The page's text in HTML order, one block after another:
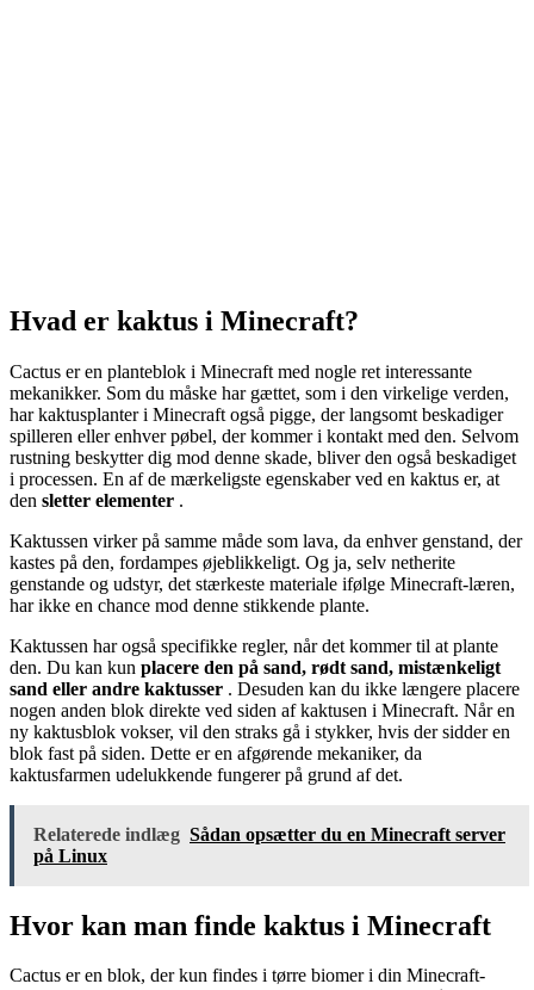
Hvad er kaktus i Minecraft?
Cactus er en planteblok i Minecraft med nogle ret interessante
mekanikker. Som du måske har gættet, som i den virkelige verden,
har kaktusplanter i Minecraft også pigge, der langsomt beskadiger
spilleren eller enhver pøbel, der kommer i kontakt med den. Selvom
rustning beskytter dig mod denne skade, bliver den også beskadiget
i processen. En af de mærkeligste egenskaber ved en kaktus er, at
den sletter elementer .
Kaktussen virker på samme måde som lava, da enhver genstand, der
kastes på den, fordampes øjeblikkeligt. Og ja, selv netherite
genstande og udstyr, det stærkeste materiale ifølge Minecraft-læren,
har ikke en chance mod denne stikkende plante.
Kaktussen har også specifikke regler, når det kommer til at plante
den. Du kan kun placere den på sand, rødt sand, mistænkeligt
sand eller andre kaktusser . Desuden kan du ikke længere placere
nogen anden blok direkte ved siden af ​​kaktusen i Minecraft. Når en
ny kaktusblok vokser, vil den straks gå i stykker, hvis der sidder en
blok fast på siden. Dette er en afgørende mekaniker, da
kaktusfarmen udelukkende fungerer på grund af det.
Relaterede indlæg Sådan opsætter du en Minecraft server
på Linux
Hvor kan man finde kaktus i Minecraft
Cactus er en blok, der kun findes i tørre biomer i din Minecraft-